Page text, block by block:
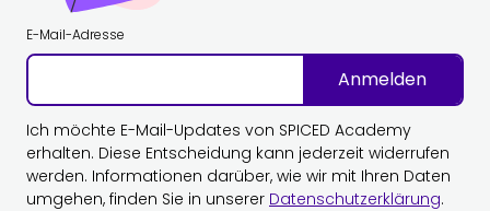
E-Mail-Adresse
Anmelden
Ich möchte E-Mail-Updates von SPICED Academy
erhalten. Diese Entscheidung kann jederzeit widerrufen
werden. Informationen darüber, wie wir mit Ihren Daten
umgehen, finden Sie in unserer Datenschutzerklärung.